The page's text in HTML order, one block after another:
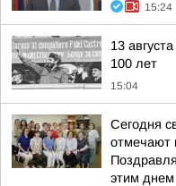
15:24
13
100 лет
15:04
Сегодня
отмечают
этим днем